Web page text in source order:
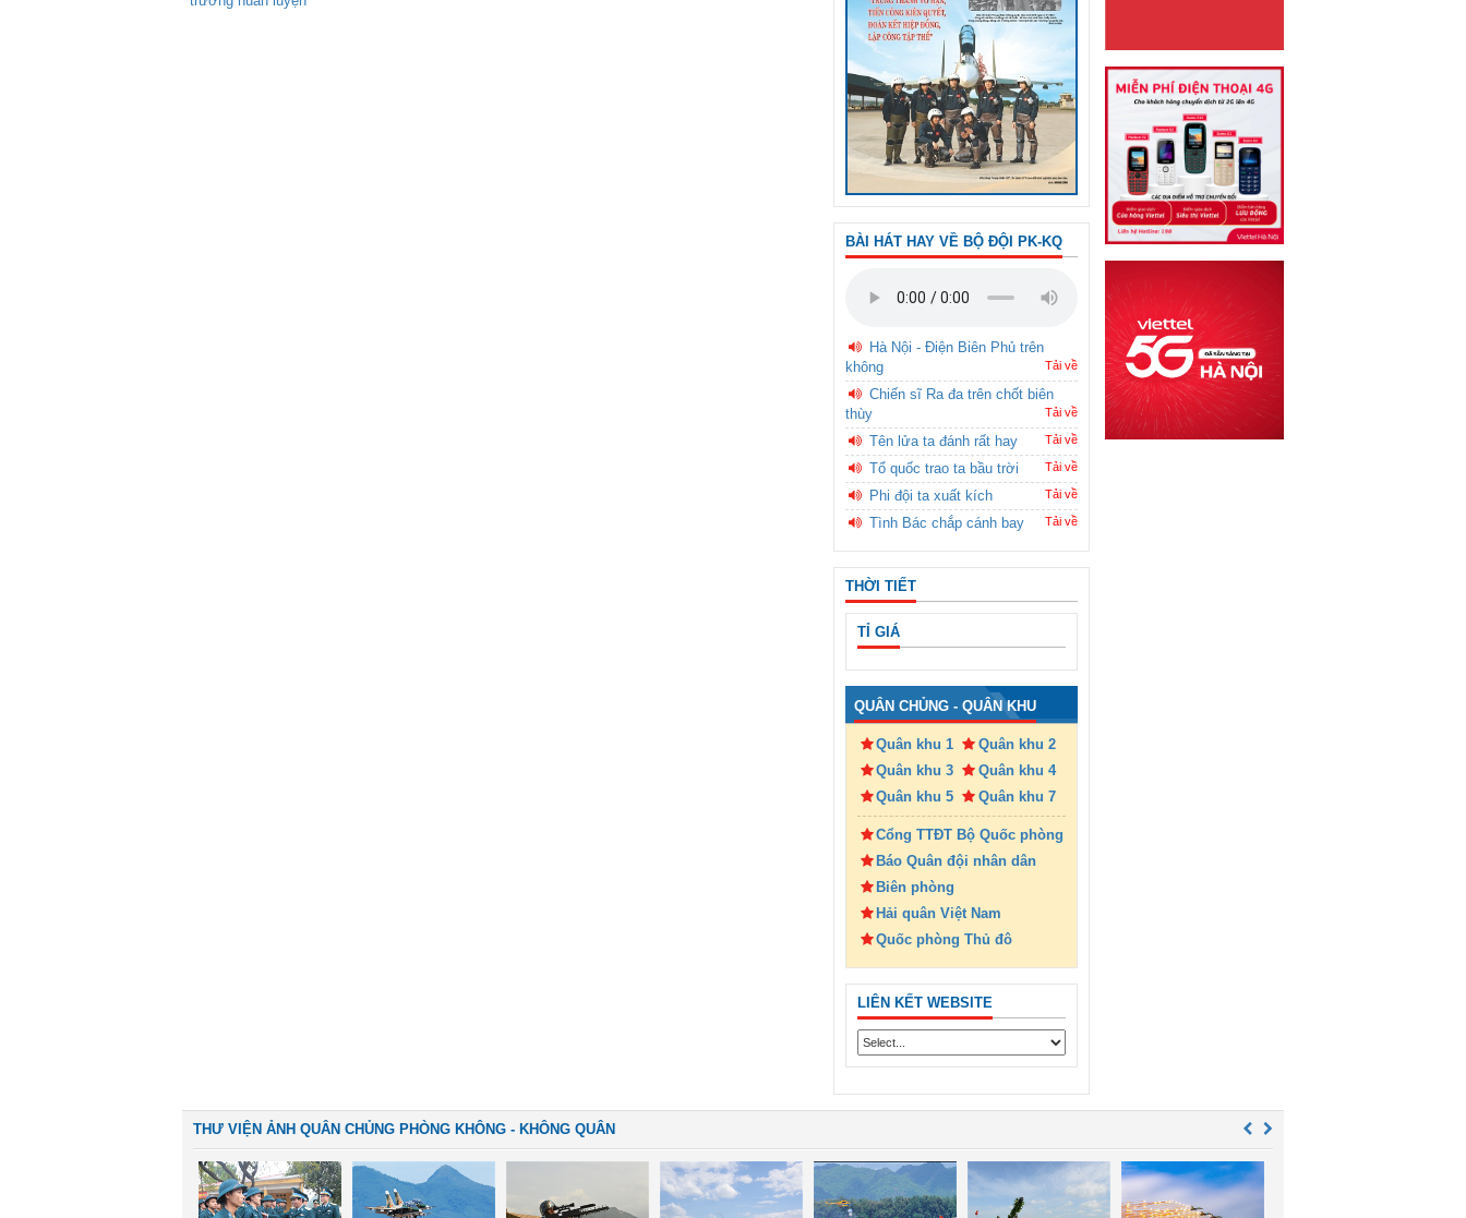
BÀI HÁT HAY VỀ BỘ ĐỘI PK-KQ
Hà Nội - Điện Biên Phủ trên
không
Tải về
Chiến sĩ Ra đa trên chốt biên
thùy
Tải về
Tên lửa ta đánh rất hay Tải về
Tổ quốc trao ta bầu trời Tải về
Phi đội ta xuất kích Tải về
Tình Bác chắp cánh bay Tải về
THỜI TIẾT
TỈ GIÁ
QUÂN CHỦNG - QUÂN KHU
Quân khu 1
Quân khu 2
Quân khu 3
Quân khu 4
Quân khu 5
Quân khu 7
Cổng TTĐT Bộ Quốc phòng
Báo Quân đội nhân dân
Biên phòng
Hải quân Việt Nam
Quốc phòng Thủ đô
LIÊN KẾT WEBSITE
THƯ VIỆN ẢNH QUÂN CHỦNG PHÒNG KHÔNG - KHÔNG QUÂN